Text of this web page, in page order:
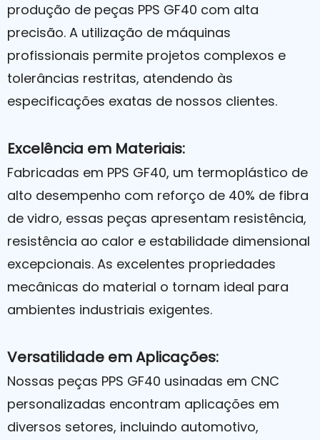
produção de peças PPS GF40 com alta
precisão. A utilização de máquinas
profissionais permite projetos complexos e
tolerâncias restritas, atendendo às
especificações exatas de nossos clientes.
Excelência em Materiais:
Fabricadas em PPS GF40, um termoplástico de
alto desempenho com reforço de 40% de fibra
de vidro, essas peças apresentam resistência,
resistência ao calor e estabilidade dimensional
excepcionais. As excelentes propriedades
mecânicas do material o tornam ideal para
ambientes industriais exigentes.
Versatilidade em Aplicações:
Nossas peças PPS GF40 usinadas em CNC
personalizadas encontram aplicações em
diversos setores, incluindo automotivo,